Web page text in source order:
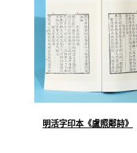
明活字印本《盧照鄰詩》